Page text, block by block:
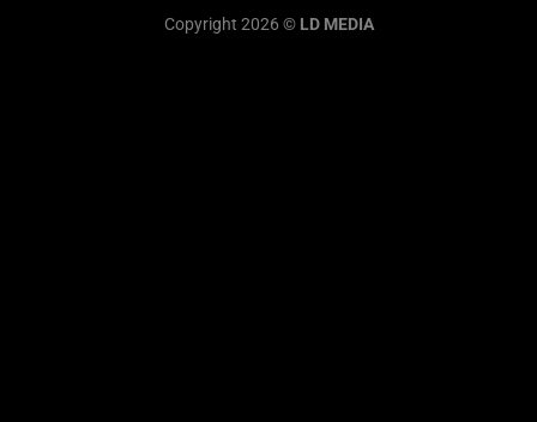
Copyright 2026 © LD MEDIA